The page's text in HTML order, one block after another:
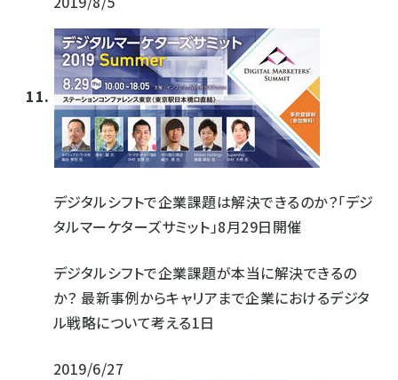
デジタルシフトで企業課題は解決できるのか？「デジ
タルマーケターズサミット」8月29日開催
デジタルシフトで企業課題が本当に解決できるの
か？ 最新事例からキャリアまで企業におけるデジタ
ル戦略について考える1日
2019/6/27